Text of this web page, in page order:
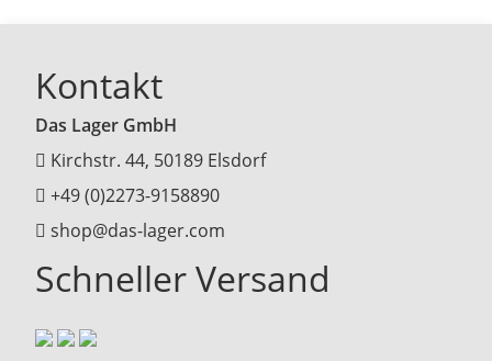
Kontakt
Das Lager GmbH
Kirchstr. 44, 50189 Elsdorf
+49 (0)2273-9158890
shop@das-lager.com
Schneller Versand